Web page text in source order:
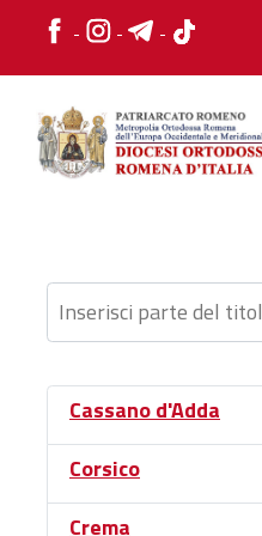
HOME
VESCOVO
L'ORGANIZZAZIONE
Inserisci parte del titolo
Cassano d'Adda
Corsico
Crema